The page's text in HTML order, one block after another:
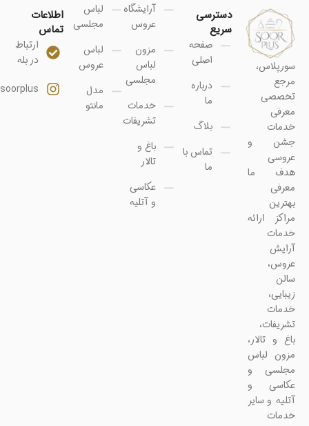
سورپلاس،
مرجع
تخصصی
معرفی
خدمات
جشن و
عروسی
هدف ما
معرفی
بهترین
مراکز ارائه
خدمات
آرایش
عروس،
سالن
زیبایی،
خدمات
تشریفات،
باغ و تالار،
مزون لباس
مجلسی و
عکاسی و
آتلیه و سایر
خدمات
دسترسی
سریع
صفحه
اصلی
درباره
ما
بلاگ
تماس با
ما
آرایشگاه
عروس
مزون
لباس
مجلسی
خدمات
تشریفات
باغ و
تالار
عکاسی
و آتلیه
لباس
مجلسی
لباس
عروس
مدل
مانتو
اطلاعات
تماس
ارتباط
در بله
soorplus@